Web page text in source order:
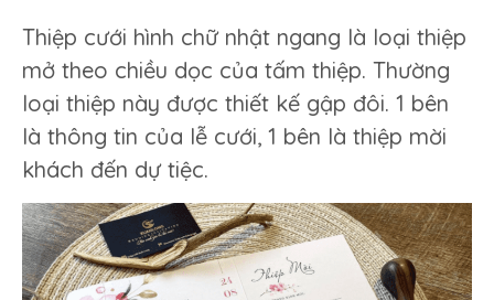
Thiệp cưới hình chữ nhật ngang là loại thiệp
mở theo chiều dọc của tấm thiệp. Thường
loại thiệp này được thiết kế gập đôi. 1 bên
là thông tin của lễ cưới, 1 bên là thiệp mời
khách đến dự tiệc.